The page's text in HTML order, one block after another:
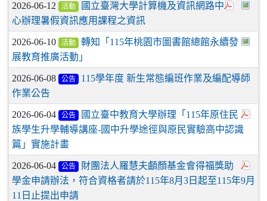
2026-06-12 活動
國立臺灣大學計算機及資訊網路中
心辦理暑假資訊應用課程之資訊
2026-06-10 活動
轉知「115年桃園市圖書館總館永續發
展教育推廣活動」
2026-06-08 公告
115學年度 新生常態編班作業及編配導師
作業公告
2026-06-04 公告
國立臺中教育大學辦理「115年原住民
族學生升學輔導講座-國中升學途徑與原民實驗高中認識
篇」實施計畫
2026-06-04 公告
財團法人羅慧夫顱顏基金會得福獎助
學金申請辦法，符合資格者請於115年8月3日起至115年9月
11日止提出申請